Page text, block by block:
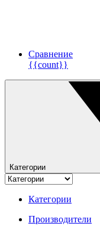
Сравнение
{{count}}
Категории
Категории
Производители